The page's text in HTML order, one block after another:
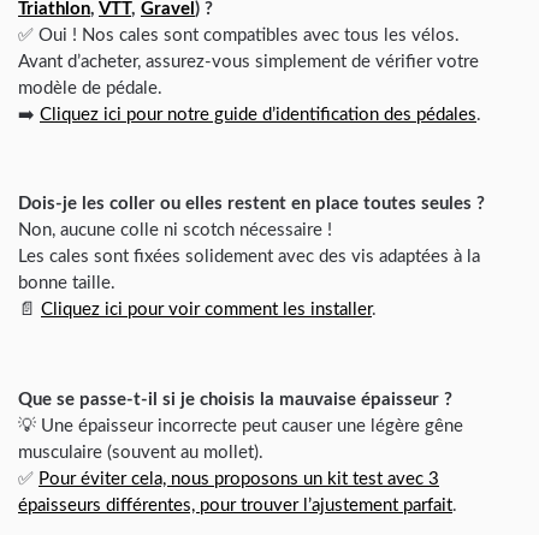
Triathlon, VTT, Gravel ) ?
✅ Oui ! Nos cales sont compatibles avec tous les vélos.
Avant d’acheter, assurez-vous simplement de vérifier votre
modèle de pédale.
➡️ Cliquez ici pour notre guide d’identification des pédales.
Dois-je les coller ou elles restent en place toutes seules ?
Non, aucune colle ni scotch nécessaire !
Les cales sont fixées solidement avec des vis adaptées à la
bonne taille.
📄 Cliquez ici pour voir comment les installer.
Que se passe-t-il si je choisis la mauvaise épaisseur ?
💡 Une épaisseur incorrecte peut causer une légère gêne
musculaire (souvent au mollet).
✅ Pour éviter cela, nous proposons un kit test avec 3
épaisseurs différentes, pour trouver l’ajustement parfait.